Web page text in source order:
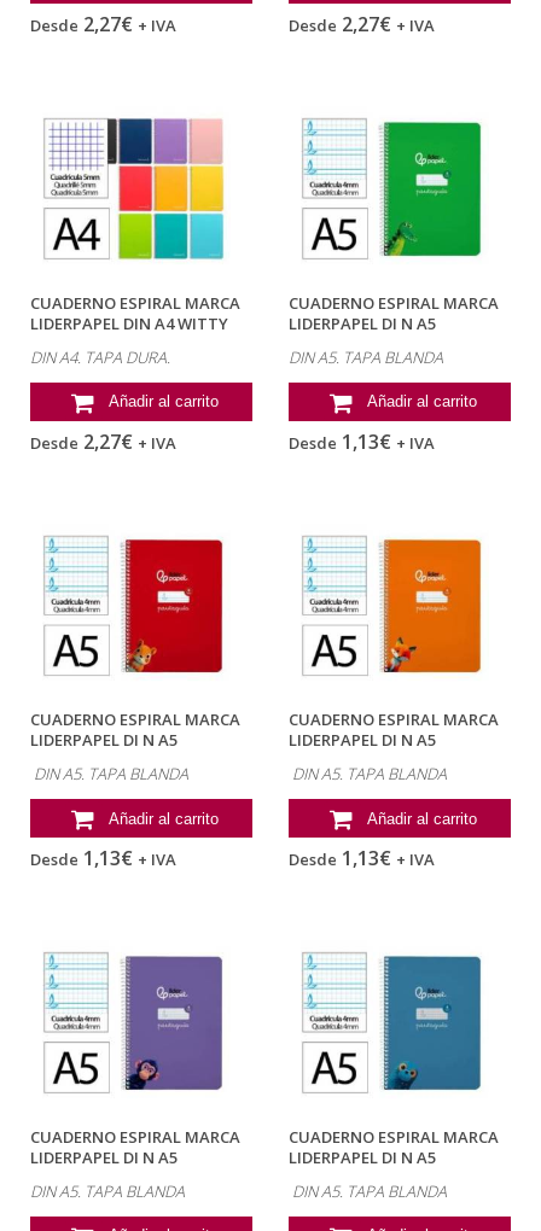
Desde 2,27€ + IVA Desde 2,27€ + IVA
CUADERNO ESPIRAL MARCA
LIDERPAPEL DIN A4 WITTY
DIN A4. TAPA DURA.
Añadir al carrito
Desde 2,27€ + IVA
CUADERNO ESPIRAL MARCA
LIDERPAPEL DI N A5
DIN A5. TAPA BLANDA
Añadir al carrito
Desde 1,13€ + IVA
CUADERNO ESPIRAL MARCA
LIDERPAPEL DI N A5
DIN A5. TAPA BLANDA
Añadir al carrito
Desde 1,13€ + IVA
CUADERNO ESPIRAL MARCA
LIDERPAPEL DI N A5
DIN A5. TAPA BLANDA
Añadir al carrito
Desde 1,13€ + IVA
CUADERNO ESPIRAL MARCA
LIDERPAPEL DI N A5
DIN A5. TAPA BLANDA
CUADERNO ESPIRAL MARCA
LIDERPAPEL DI N A5
DIN A5. TAPA BLANDA